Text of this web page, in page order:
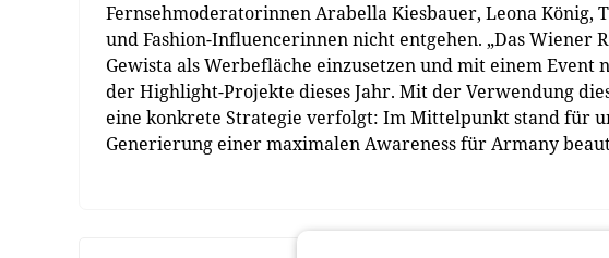
Fernsehmoderatorinnen Arabella Kiesbauer, Leona König,
und Fashion-Influencerinnen nicht entgehen. „Das Wiener
Gewista als Werbefläche einzusetzen und mit einem Event
der Highlight-Projekte dieses Jahr. Mit der Verwendung
eine konkrete Strategie verfolgt: Im Mittelpunkt stand für
Generierung einer maximalen Awareness für Armany